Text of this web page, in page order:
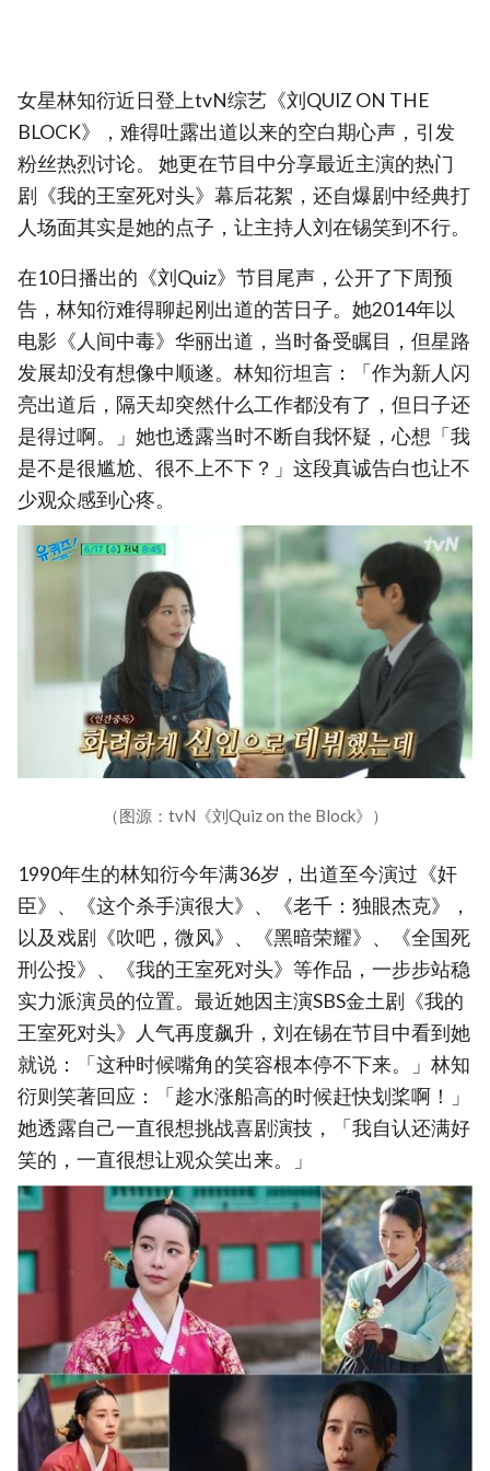
女星林知衍近日登上tvN综艺《刘QUIZ ON THE
BLOCK》，难得吐露出道以来的空白期心声，引发
粉丝热烈讨论。 她更在节目中分享最近主演的热门
剧《我的王室死对头》幕后花絮，还自爆剧中经典打
人场面其实是她的点子，让主持人刘在锡笑到不行。
在10日播出的《刘Quiz》节目尾声，公开了下周预
告，林知衍难得聊起刚出道的苦日子。她2014年以
电影《人间中毒》华丽出道，当时备受瞩目，但星路
发展却没有想像中顺遂。林知衍坦言：「作为新人闪
亮出道后，隔天却突然什么工作都没有了，但日子还
是得过啊。」她也透露当时不断自我怀疑，心想「我
是不是很尴尬、很不上不下？」这段真诚告白也让不
少观众感到心疼。
（图源：tvN《刘Quiz on the Block》）
1990年生的林知衍今年满36岁，出道至今演过《奸
臣》、《这个杀手演很大》、《老千：独眼杰克》，
以及戏剧《吹吧，微风》、《黑暗荣耀》、《全国死
刑公投》、《我的王室死对头》等作品，一步步站稳
实力派演员的位置。最近她因主演SBS金土剧《我的
王室死对头》人气再度飙升，刘在锡在节目中看到她
就说：「这种时候嘴角的笑容根本停不下来。」林知
衍则笑著回应：「趁水涨船高的时候赶快划桨啊！」
她透露自己一直很想挑战喜剧演技，「我自认还满好
笑的，一直很想让观众笑出来。」